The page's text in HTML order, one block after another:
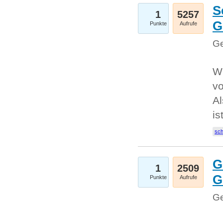
1
Punkte
5257
Aufrufe
1
Punkte
2509
Aufrufe